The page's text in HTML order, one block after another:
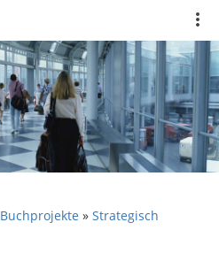
Buchprojekte » Strategisch